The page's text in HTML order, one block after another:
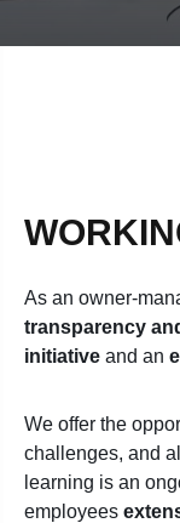
As an owner-
transparency
initiative and an
We offer the
challenges, and
learning is an
employees